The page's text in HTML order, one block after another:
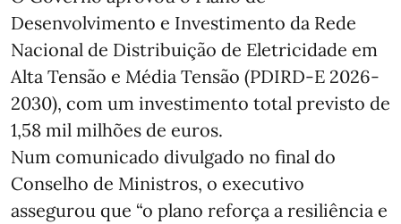
Desenvolvimento e Investimento da Rede
Nacional de Distribuição de Eletricidade em
Alta Tensão e Média Tensão (PDIRD-E 2026-
2030), com um investimento total previsto de
1,58 mil milhões de euros.
Num comunicado divulgado no final do
Conselho de Ministros, o executivo
assegurou que “o plano reforça a resiliência e